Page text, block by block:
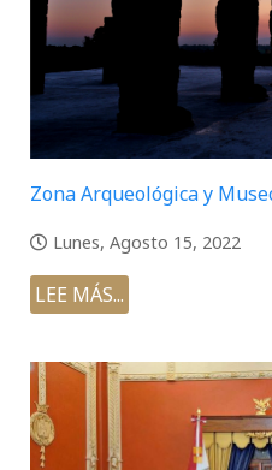
Zona Arqueológica y
Lunes, Agosto 15, 2022
LEE MÁS...